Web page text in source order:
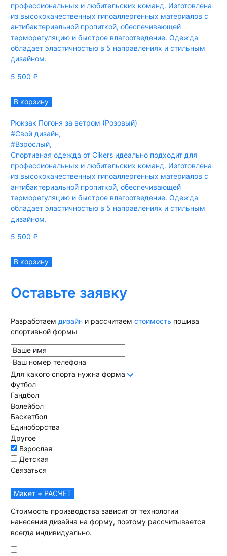
профессиональных и любительских команд. Изготовлена
из высококачественных гипоаллергенных материалов с
антибактериальной пропиткой, обеспечивающей
терморегуляцию и быстрое влагоотведение. Одежда
обладает эластичностью в 5 направлениях и стильным
дизайном.
5 500 ₽
В корзину
Рюкзак Погоня за ветром (Розовый)
#Свой дизайн,
#Взрослый,
Спортивная одежда от Cikers идеально подходит для
профессиональных и любительских команд. Изготовлена
из высококачественных гипоаллергенных материалов с
антибактериальной пропиткой, обеспечивающей
терморегуляцию и быстрое влагоотведение. Одежда
обладает эластичностью в 5 направлениях и стильным
дизайном.
5 500 ₽
В корзину
Оставьте заявку
Разработаем дизайн и рассчитаем стоимость пошива
спортивной формы
Для какого спорта нужна форма
Футбол
Гандбол
Волейбол
Баскетбол
Единоборства
Другое
Взрослая
Детская
Связаться
Макет + РАСЧЕТ
Стоимость производства зависит от технологии
нанесения дизайна на форму, поэтому рассчитывается
всегда индивидуально.